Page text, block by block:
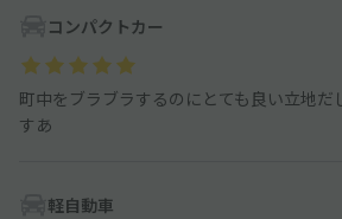
コンパクトカー
町中をブラブラするのにとても良い立地
すあ
軽自動車